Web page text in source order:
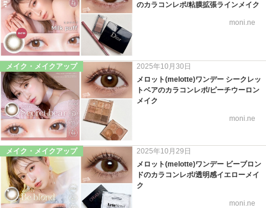
のカラコンレポ/粘膜拡張ラインメイク
moni.ne
メイク・メイクアップ
2025年10月30日
メロット(melotte)ワンデー シークレッ
トベアのカラコンレポ/ピーチウーロン
メイク
moni.ne
メイク・メイクアップ
2025年10月29日
メロット(melotte)ワンデー ビーブロン
ドのカラコンレポ/透明感イエローメイ
ク
moni.ne